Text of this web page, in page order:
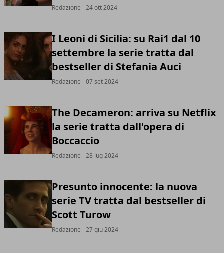
Redazione - 24 ott 2024
I Leoni di Sicilia: su Rai1 dal 10
settembre la serie tratta dal
bestseller di Stefania Auci
Redazione - 07 set 2024
The Decameron: arriva su Netflix
la serie tratta dall'opera di
Boccaccio
Redazione - 28 lug 2024
Presunto innocente: la nuova
serie TV tratta dal bestseller di
Scott Turow
Redazione - 27 giu 2024